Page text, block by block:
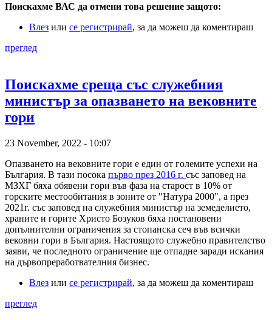
Поискахме ВАС да отмени това решение защото:
Влез или се регистрирай, за да можеш да коментираш
преглед
Поискахме среща със служебния
министър за опазването на вековните
гори
23 November, 2022 - 10:07
Опазването на вековните гори е един от големите успехи на
България. В тази посока първо през 2016 г. със заповед на
МЗХГ бяха обявени гори във фаза на старост в 10% от
горските местообитания в зоните от "Натура 2000", а през
2021г. със заповед на служебния министър на земеделието,
храните и горите Христо Бозуков бяха постановени
допълнителни ограничения за стопанска сеч във всички
вековни гори в България. Настоящото служебно правителство
заяви, че последното ограничение ще отпадне заради искания
на дървопреработвателния бизнес.
Влез или се регистрирай, за да можеш да коментираш
преглед